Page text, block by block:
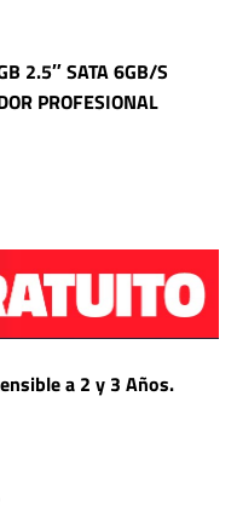
2.5″ SATA 6GB/S
PROFESIONAL
a 2 y 3 Años.